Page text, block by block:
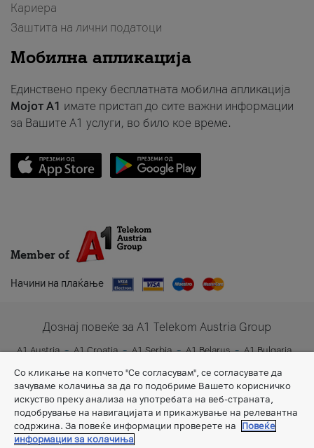
Кариера
Заштита на лични податоци
Мобилна апликација
Единствено преку бесплатната мобилна апликација
Мојот A1 имате пристап до сите важни информации
за Вашите A1 услуги, во било кое време.
Member of
Начини на плаќање
Дознај повеќе за A1 Telekom Austria Group
A1 Austria A1 Croatia A1 Serbia A1 Belarus
A1 Bulgaria
A1 Slovenia
A1 Digital
Со кликање на копчето "Се согласувам", се согласувате да
зачуваме колачиња за да го подобриме Вашето корисничко
искуство преку анализа на употребата на веб-страната,
подобрување на навигацијата и прикажување на релевантна
содржина. За повеќе информации проверете на
Повеќе
информации за колачиња